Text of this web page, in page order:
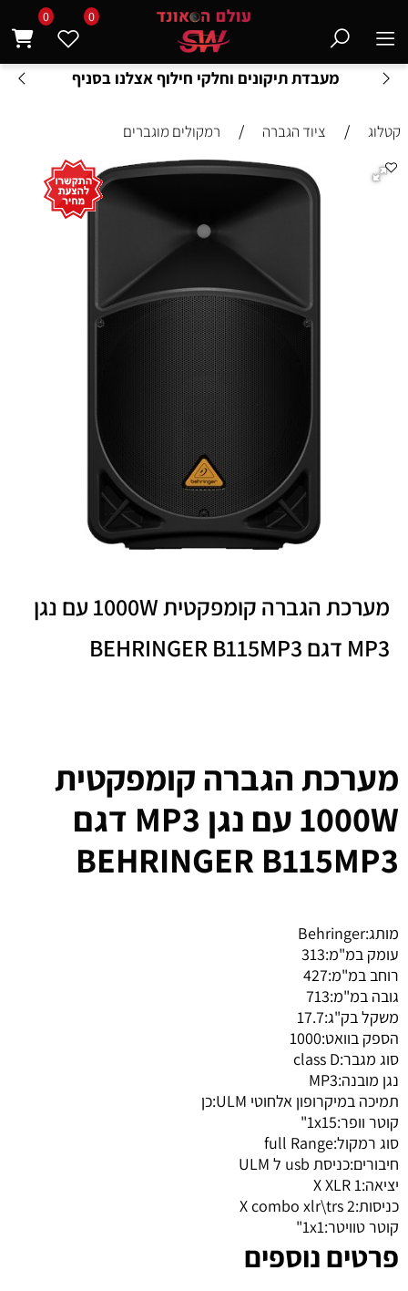
מעבדת תיקונים וחלקי חילוף אצלנו בסניף
0 0
קטלוג / ציוד הגברה / רמקולים מוגברים
מערכת הגברה קומפקטית 1000W עם נגן
MP3 דגם BEHRINGER B115MP3
מערכת הגברה קומפקטית
1000W עם נגן MP3 דגם
BEHRINGER B115MP3
מותג:Behringer
עומק במ"מ:313
רוחב במ"מ:427
גובה במ"מ:713
משקל בק"ג:17.7
הספק בוואט:1000
סוג מגבר:class D
נגן מובנה:MP3
תמיכה במיקרופון אלחוטי ULM:
כן
קוטר וופר:1x15"
סוג רמקול:full Range
חיבורים:כניסת usb ל ULM
יציאה:1 X XLR
כניסות:2 X combo xlr\trs
קוטר טוויטר:1x1"
פרטים נוספים